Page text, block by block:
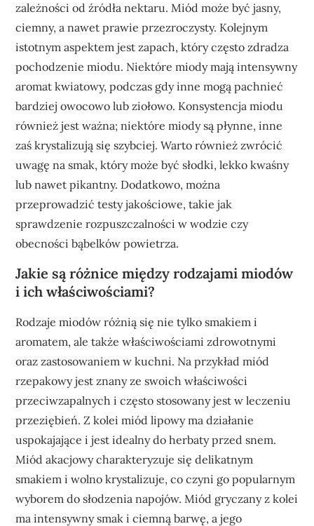
zależności od źródła nektaru. Miód może być jasny,
ciemny, a nawet prawie przezroczysty. Kolejnym
istotnym aspektem jest zapach, który często zdradza
pochodzenie miodu. Niektóre miody mają intensywny
aromat kwiatowy, podczas gdy inne mogą pachnieć
bardziej owocowo lub ziołowo. Konsystencja miodu
również jest ważna; niektóre miody są płynne, inne
zaś krystalizują się szybciej. Warto również zwrócić
uwagę na smak, który może być słodki, lekko kwaśny
lub nawet pikantny. Dodatkowo, można
przeprowadzić testy jakościowe, takie jak
sprawdzenie rozpuszczalności w wodzie czy
obecności bąbelków powietrza.
Jakie są różnice między rodzajami miodów
i ich właściwościami?
Rodzaje miodów różnią się nie tylko smakiem i
aromatem, ale także właściwościami zdrowotnymi
oraz zastosowaniem w kuchni. Na przykład miód
rzepakowy jest znany ze swoich właściwości
przeciwzapalnych i często stosowany jest w leczeniu
przeziębień. Z kolei miód lipowy ma działanie
uspokajające i jest idealny do herbaty przed snem.
Miód akacjowy charakteryzuje się delikatnym
smakiem i wolno krystalizuje, co czyni go popularnym
wyborem do słodzenia napojów. Miód gryczany z kolei
ma intensywny smak i ciemną barwę, a jego